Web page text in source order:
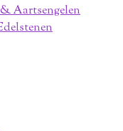
Aartsengelen